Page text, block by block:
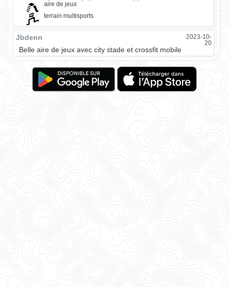
aire de jeux
terrain multisports
Jbdenn
2023-10-
20
Belle aire de jeux avec city stade et crossfit mobile